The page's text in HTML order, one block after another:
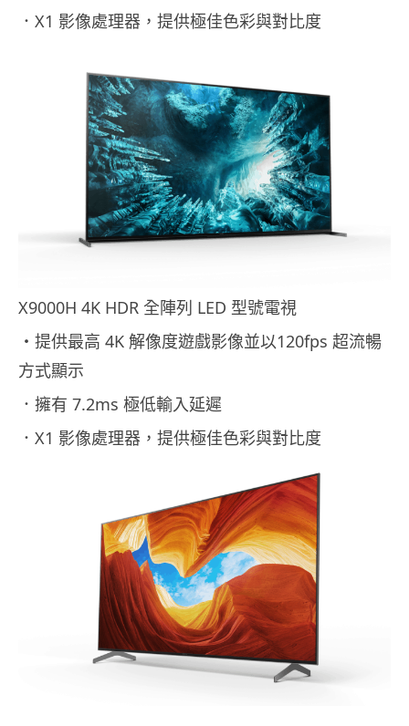
．X1 影像處理器，提供極佳色彩與對比度
X9000H 4K HDR 全陣列 LED 型號電視
・提供最高 4K 解像度遊戲影像並以120fps 超流暢
方式顯示
．擁有 7.2ms 極低輸入延遲
．X1 影像處理器，提供極佳色彩與對比度